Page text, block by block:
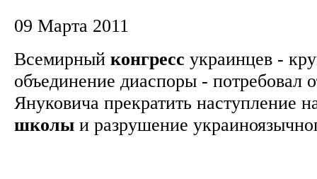
09 Марта 2011
Всемирный конгресс украинцев -
объединение диаспоры - потребовал
Януковича прекратить наступление
школы и разрушение